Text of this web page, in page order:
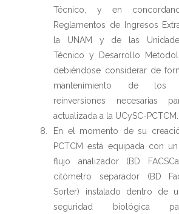
Técnico, y en
Reglamentos de Ingresos
la UNAM y de las
Técnico y Desarrollo
debiéndose considerar de
mantenimiento de los
reinversiones necesarias
actualizada a la UCySC-PCTCM.
En el momento de su
PCTCM está equipada con
flujo analizador (BD
citómetro separador (BD
Sorter) instalado dentro de
seguridad biológica